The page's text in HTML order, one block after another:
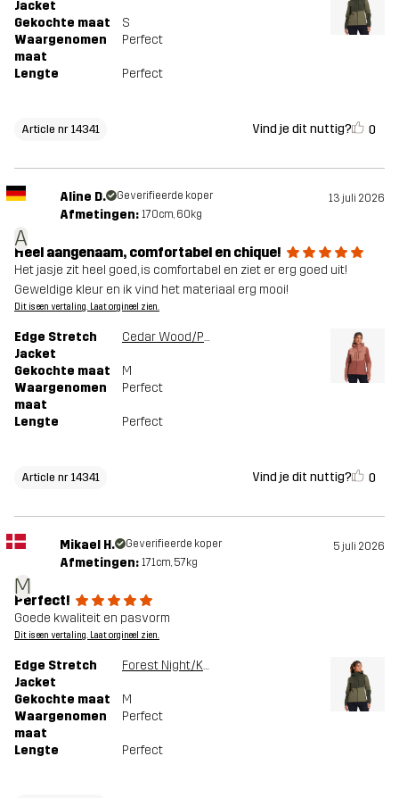
Jacket
Gekochte maat
S
Waargenomen
maat
Perfect
Lengte Perfect
Article nr 14341 Vind je dit nuttig? 0
A
Aline D. Geverifieerde koper 13 juli 2026
Afmetingen: 170cm, 60kg
Heel aangenaam, comfortabel en chique!
Het jasje zit heel goed, is comfortabel en ziet er erg goed uit!
Geweldige kleur en ik vind het materiaal erg mooi!
Dit is een vertaling. Laat orgineel zien.
Edge Stretch
Jacket
Cedar Wood/Pink Mahogany
Gekochte maat
M
Waargenomen
maat
Perfect
Lengte Perfect
Article nr 14341 Vind je dit nuttig? 0
M
Mikael H. Geverifieerde koper 5 juli 2026
Afmetingen: 171cm, 57kg
Perfect!
Goede kwaliteit en pasvorm
Dit is een vertaling. Laat orgineel zien.
Edge Stretch
Jacket
Forest Night/Kalamata
Gekochte maat
M
Waargenomen
maat
Perfect
Lengte Perfect